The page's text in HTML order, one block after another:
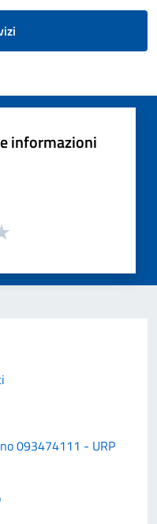
informazioni
093474111 - URP